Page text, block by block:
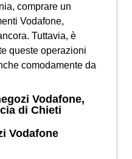
comprare un
Vodafone,
Tuttavia, è
queste operazioni
comodamente da
Vodafone,
di Chieti
Vodafone